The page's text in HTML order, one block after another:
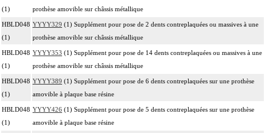
(1)
prothèse amovible sur châssis métallique
HBLD048
(1)
YYYY329 (1) Supplément pour pose de 2 dents contreplaquées ou massives à une
prothèse amovible sur châssis métallique
HBLD048
(1)
YYYY353 (1) Supplément pour pose de 14 dents contreplaquées ou massives à une
prothèse amovible sur châssis métallique
HBLD048
(1)
YYYY389 (1) Supplément pour pose de 6 dents contreplaquées sur une prothèse
amovible à plaque base résine
HBLD048
(1)
YYYY426 (1) Supplément pour pose de 5 dents contreplaquées sur une prothèse
amovible à plaque base résine